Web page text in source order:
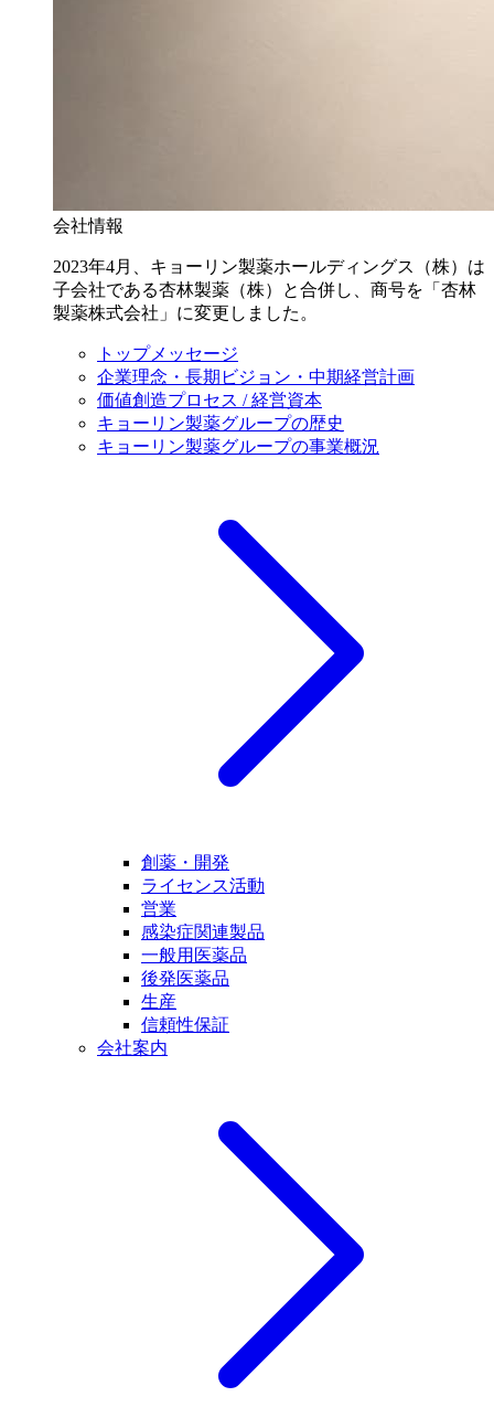
会社情報
2023年4月、キョーリン製薬ホールディングス（株）は
子会社である杏林製薬（株）と合併し、商号を「杏林
製薬株式会社」に変更しました。
トップメッセージ
企業理念・長期ビジョン・中期経営計画
価値創造プロセス / 経営資本
キョーリン製薬グループの歴史
キョーリン製薬グループの事業概況
創薬・開発
ライセンス活動
営業
感染症関連製品
一般用医薬品
後発医薬品
生産
信頼性保証
会社案内